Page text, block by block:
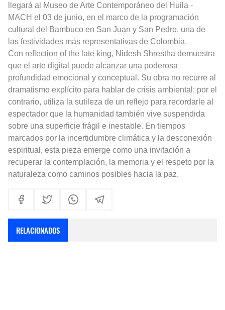
llegará al Museo de Arte Contemporáneo del Huila -
MACH el 03 de junio, en el marco de la programación
cultural del Bambuco en San Juan y San Pedro, una de
las festividades más representativas de Colombia.
Con reflection of the late king, Nidesh Shrestha demuestra
que el arte digital puede alcanzar una poderosa
profundidad emocional y conceptual. Su obra no recurre al
dramatismo explícito para hablar de crisis ambiental; por el
contrario, utiliza la sutileza de un reflejo para recordarle al
espectador que la humanidad también vive suspendida
sobre una superficie frágil e inestable. En tiempos
marcados por la incertidumbre climática y la desconexión
espiritual, esta pieza emerge como una invitación a
recuperar la contemplación, la memoria y el respeto por la
naturaleza como caminos posibles hacia la paz.
RELACIONADOS